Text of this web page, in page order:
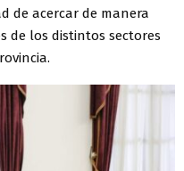
de acercar de manera
de los distintos sectores